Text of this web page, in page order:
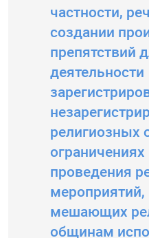
частности,
создании
препятствий
деятельности
религиозных
проведения
мероприятий,
мешающих
общинам